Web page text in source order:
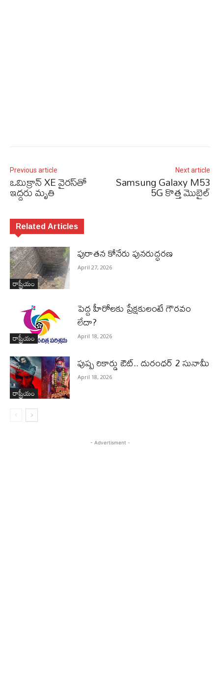
Previous article
ఒమిక్రాన్‌ XE వైరస్‌తో
ఇద్దరు మృతి
Next article
Samsung Galaxy M53
5G కొత్త మొబైల్‌
Related Articles
రాష్ట్రీయం
పురాత‌న కోనేరు పున‌రుద్ధ‌ర‌ణ
April 27, 2026
రాష్ట్రీయం
పెద్ద హీరోల‌కు ప్రేక్ష‌కులంటే గౌర‌వం
లేదా?
April 18, 2026
రాష్ట్రీయం
పుష్ప రికార్డు ఔట్‌.. దురంధ‌ర్ 2 సునామీ
April 18, 2026
- Advertisment -